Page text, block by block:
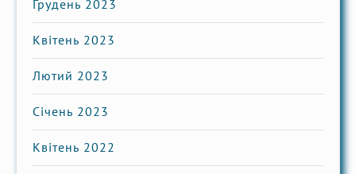
Грудень 2023
Квітень 2023
Лютий 2023
Січень 2023
Квітень 2022